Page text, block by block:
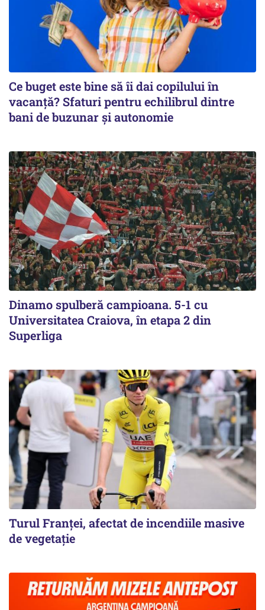
Ce buget este bine să îi dai copilului în
vacanță? Sfaturi pentru echilibrul dintre
bani de buzunar și autonomie
Dinamo spulberă campioana. 5-1 cu
Universitatea Craiova, în etapa 2 din
Superliga
Turul Franţei, afectat de incendiile masive
de vegetaţie